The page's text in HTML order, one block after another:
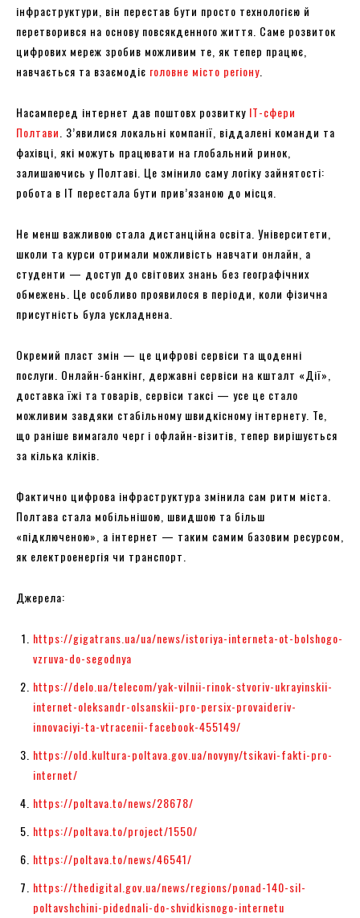
інфраструктури, він перестав бути просто технологією й
перетворився на основу повсякденного життя. Саме розвиток
цифрових мереж зробив можливим те, як тепер працює,
навчається та взаємодіє головне місто регіону
Насамперед інтернет дав поштовх розвитку IT-сфери
Полтави . З’явилися локальні компанії, віддалені команди та
фахівці, які можуть працювати на глобальний ринок,
залишаючись у Полтаві. Це змінило саму логіку зайнятості:
робота в IT перестала бути прив’язаною до місця.
Не менш важливою стала дистанційна освіта. Університети,
школи та курси отримали можливість навчати онлайн, а
студенти — доступ до світових знань без географічних
обмежень. Це особливо проявилося в періоди, коли фізична
присутність була ускладнена.
Окремий пласт змін — це цифрові сервіси та щоденні
послуги. Онлайн-банкінг, державні сервіси на кшталт «Дії»,
доставка їжі та товарів, сервіси таксі — усе це стало
можливим завдяки стабільному швидкісному інтернету. Те,
що раніше вимагало черг і офлайн-візитів, тепер вирішується
за кілька кліків.
Фактично цифрова інфраструктура змінила сам ритм міста.
Полтава стала мобільнішою, швидшою та більш
«підключеною», а інтернет — таким самим базовим ресурсом,
як електроенергія чи транспорт.
Джерела:
https://gigatrans.ua/ua/news/istoriya-interneta-ot-bolshogo-
vzruva-do-segodnya
https://delo.ua/telecom/yak-vilnii-rinok-stvoriv-ukrayinskii-
internet-oleksandr-olsanskii-pro-persix-provaideriv-
innovaciyi-ta-vtracenii-facebook-455149/
https://old.kultura-poltava.gov.ua/novyny/tsikavi-fakti-pro-
internet/
https://poltava.to/news/28678/
https://poltava.to/project/1550/
https://poltava.to/news/46541/
https://thedigital.gov.ua/news/regions/ponad-140-sil-
poltavshchini-pidednali-do-shvidkisnogo-internetu